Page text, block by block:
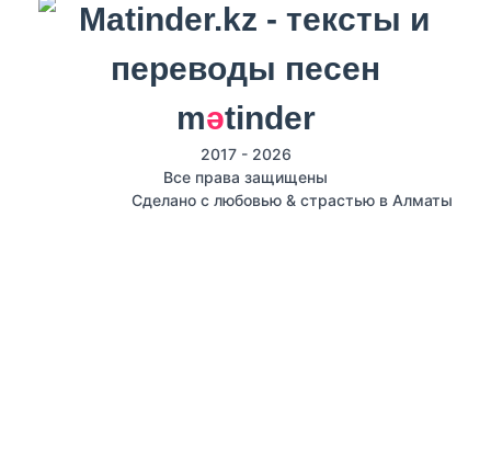
mәtinder
2017 - 2026
Все права защищены
Сделано с любовью & страстью в Алматы